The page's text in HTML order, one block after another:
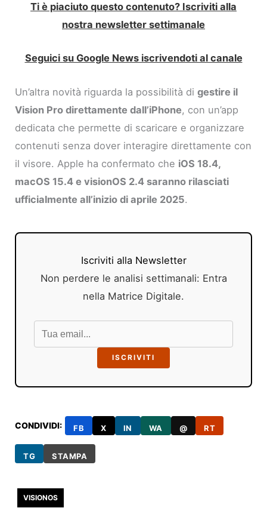
Ti è piaciuto questo contenuto? Iscriviti alla
nostra newsletter settimanale
Seguici su Google News iscrivendoti al canale
Un’altra novità riguarda la possibilità digestire il
Vision Pro direttamente dall’iPhone, con un’app
dedicata che permette di scaricare e organizzare
contenuti senza dover interagire direttamente con
il visore. Apple ha confermato che iOS 18.4,
macOS 15.4 e visionOS 2.4 saranno rilasciati
ufficialmente all’inizio di aprile 2025.
Iscriviti alla Newsletter
Non perdere le analisi settimanali: Entra
nella Matrice Digitale.
ISCRIVITI
CONDIVIDI: FB X IN WA @ RT
TG STAMPA
VISIONOS